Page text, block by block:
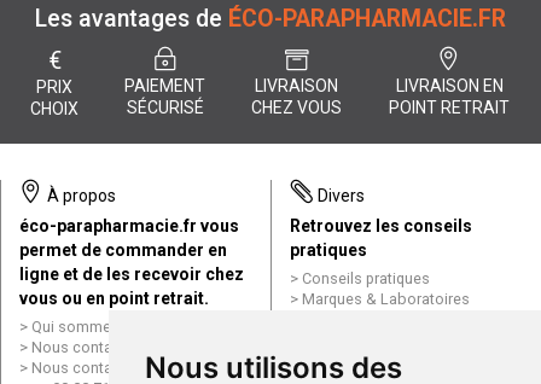
Nous utilisons des
Les avantages de ÉCO-PARAPHARMACIE.FR
€
PRIX
CHOIX
PAIEMENT
SÉCURISÉ
LIVRAISON
CHEZ VOUS
LIVRAISON EN
POINT RETRAIT
À propos
éco-parapharmacie.fr vous
permet de commander en
ligne et de les recevoir chez
vous ou en point retrait.
Qui sommes nous ?
Nous contacter par e-mail
Nous contacter par téléphone
Divers
Retrouvez les conseils
pratiques
Conseils pratiques
Marques & Laboratoires
Mentions légales